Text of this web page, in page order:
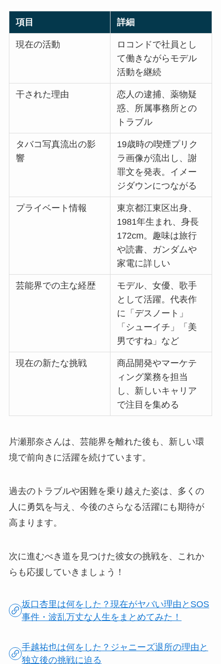
項目 詳細
現在の活動
ロコンドで社員とし
て働きながらモデル
活動を継続
干された理由
恋人の逮捕、薬物疑
惑、所属事務所との
トラブル
タバコ写真流出の影
響
19歳時の喫煙プリク
ラ画像が流出し、謝
罪文を発表。イメー
ジダウンにつながる
プライベート情報
東京都江東区出身、
1981年生まれ、身長
172cm。趣味は旅行
や読書、ガンダムや
家電に詳しい
芸能界での主な経歴
モデル、女優、歌手
として活躍。代表作
に「デスノート」
「シューイチ」「美
男ですね」など
現在の新たな挑戦
商品開発やマーケテ
ィング業務を担当
し、新しいキャリア
で注目を集める
片瀬那奈さんは、芸能界を離れた後も、新しい環
境で前向きに活躍を続けています。
過去のトラブルや困難を乗り越えた姿は、多くの
人に勇気を与え、今後のさらなる活躍にも期待が
高まります。
次に進むべき道を見つけた彼女の挑戦を、これか
らも応援していきましょう！
坂口杏里は何をした？現在がヤバい理由とSOS
事件・波乱万丈な人生をまとめてみた！
手越祐也は何をした？ジャニーズ退所の理由と
独立後の挑戦に迫る